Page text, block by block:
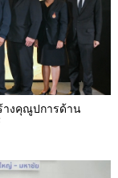
างคุณูปการด้าน